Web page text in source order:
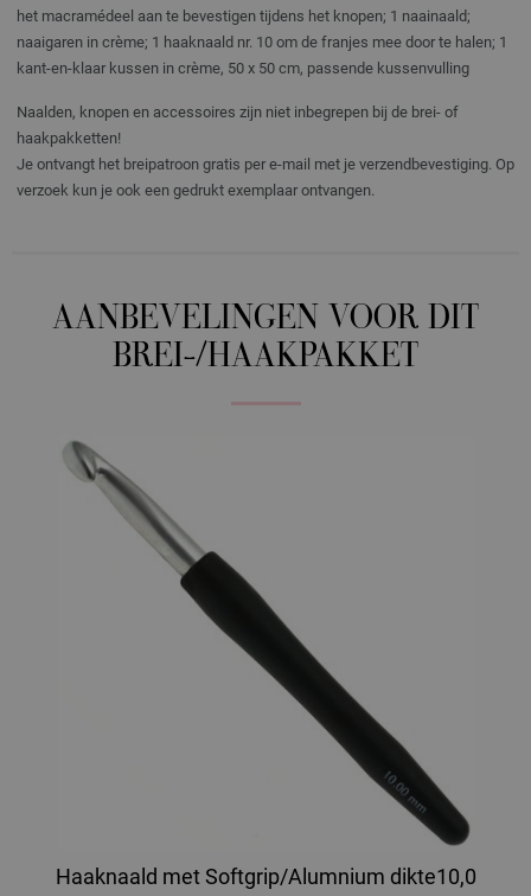
het macramédeel aan te bevestigen tijdens het knopen; 1 naainaald;
naaigaren in crème; 1 haaknaald nr. 10 om de franjes mee door te halen; 1
kant-en-klaar kussen in crème, 50 x 50 cm, passende kussenvulling
Naalden, knopen en accessoires zijn niet inbegrepen bij de brei- of
haakpakketten!
Je ontvangt het breipatroon gratis per e-mail met je verzendbevestiging. Op
verzoek kun je ook een gedrukt exemplaar ontvangen.
AANBEVELINGEN VOOR DIT
BREI-/HAAKPAKKET
Haaknaald met Softgrip/Alumnium dikte10,0